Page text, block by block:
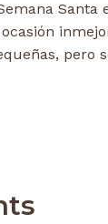
Santa
pero